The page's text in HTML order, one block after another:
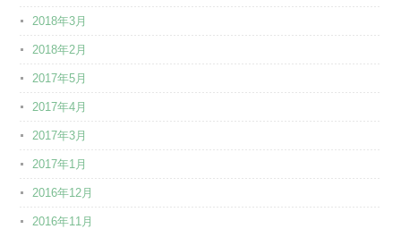
2018年3月
2018年2月
2017年5月
2017年4月
2017年3月
2017年1月
2016年12月
2016年11月